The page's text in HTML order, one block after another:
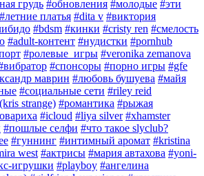
грудь #обновления #молодые #эти
#летние платья #dita v #виктория
#bdsm #кинки #cristy ren #смелость
#adult-контент #нудистки #pornhub
#ролевые_игры #veronika zemanova
#спонсоры #порно игры #gfe
маврин #любовь бушуева #майя
#социальные сети #riley reid
strange) #романтика #рыжая
#icloud #liya silver #xhamster
#пошлые селфи #что такое slyclub?
#гуннинг #интимный аромат #kristina
west #актрисы #мария автахова #yoni-
игрушки #playboy #ангелина